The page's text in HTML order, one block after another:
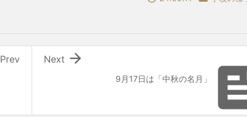
9月17日は「中秋の名月」

Next
Prev